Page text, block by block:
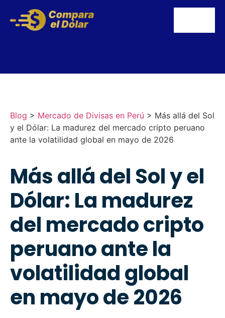
Blog > Mercado de Divisas en Perú > Más allá del Sol
y el Dólar: La madurez del mercado cripto peruano
ante la volatilidad global en mayo de 2026
Más allá del Sol y el
Dólar: La madurez
del mercado cripto
peruano ante la
volatilidad global
en mayo de 2026